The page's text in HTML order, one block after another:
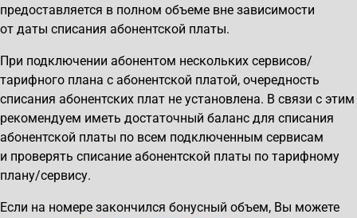
предоставляется в полном объеме вне зависимости
от даты списания абонентской платы.
При подключении абонентом нескольких сервисов/
тарифного плана с абонентской платой, очередность
списания абонентских плат не установлена. В связи с этим
рекомендуем иметь достаточный баланс для списания
абонентской платы по всем подключенным сервисам
и проверять списание абонентской платы по тарифному
плану/сервису.
Если на номере закончился бонусный объем, Вы можете